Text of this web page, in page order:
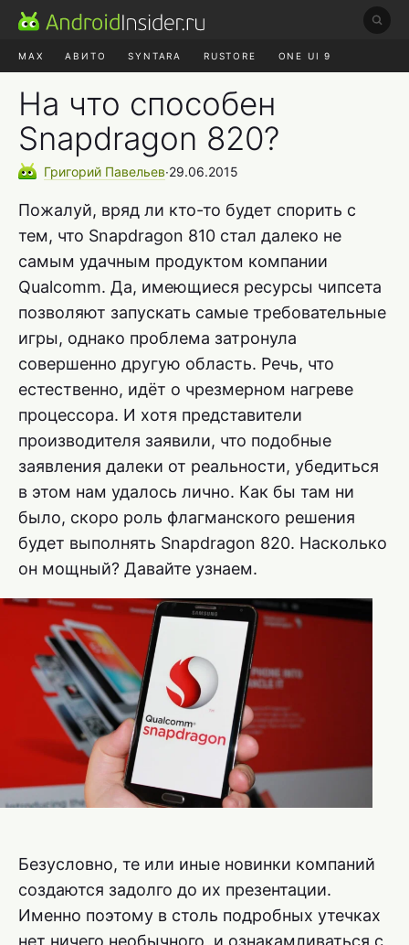
MAX АВИТО SYNTARA RUSTORE ONE UI 9
На что способен
Snapdragon 820?
Григорий Павельев∙29.06.2015
Пожалуй, вряд ли кто-то будет спорить с
тем, что Snapdragon 810 стал далеко не
самым удачным продуктом компании
Qualcomm. Да, имеющиеся ресурсы чипсета
позволяют запускать самые требовательные
игры, однако проблема затронула
совершенно другую область. Речь, что
естественно, идёт о чрезмерном нагреве
процессора. И хотя представители
производителя заявили, что подобные
заявления далеки от реальности, убедиться
в этом нам удалось лично. Как бы там ни
было, скоро роль флагманского решения
будет выполнять Snapdragon 820. Насколько
он мощный? Давайте узнаем.
Безусловно, те или иные новинки компаний
создаются задолго до их презентации.
Именно поэтому в столь подробных утечках
нет ничего необычного, и ознакамливаться с